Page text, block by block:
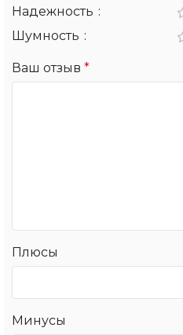
Надежность
Шумность
Ваш отзыв *
Плюсы
Минусы